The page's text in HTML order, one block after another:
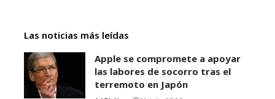
Las noticias más leídas
Apple se compromete a apoyar
las labores de socorro tras el
terremoto en Japón